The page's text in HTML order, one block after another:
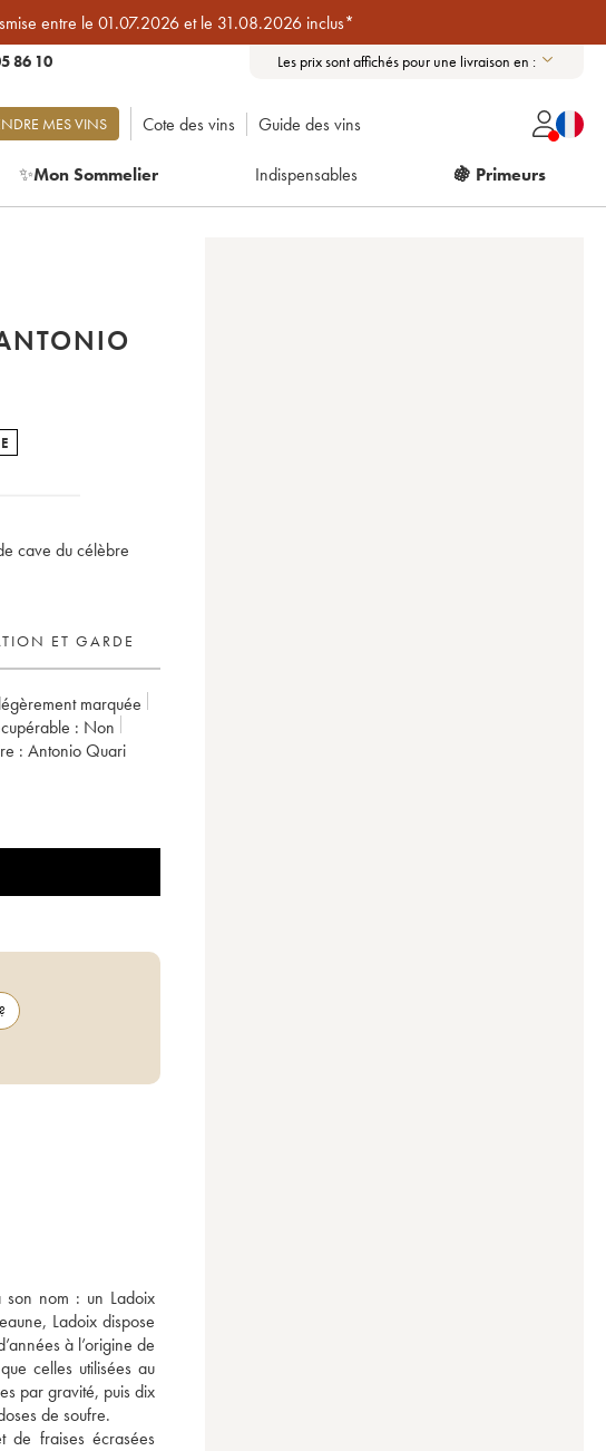
entre le 01.07.2026 et le 31.08.2026 inclus*
86 10 Les prix sont affichés pour une livraison en :
MES VINS Cote des vins Guide des vins
✨Mon Sommelier Indispensables 🍇 Primeurs
cave du célèbre
ET GARDE
marquée
:
non
: Antonio Quari
nom : un Ladoix
Ladoix dispose
à l’origine de
celles utilisées au
par gravité, puis dix
de soufre.
de fraises écrasées